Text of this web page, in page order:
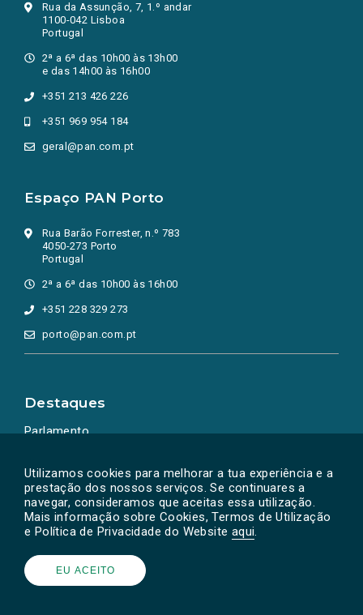
Utilizamos cookies para melhorar a tua experiência e a
prestação dos nossos serviços. Se continuares a
navegar, consideramos que aceitas essa utilização.
Mais informação sobre Cookies, Termos de Utilização
e Política de Privacidade do Website aqui.
EU ACEITO
Rua da Assunção, 7, 1.º andar
1100-042 Lisboa
Portugal
2ª a 6ª das 10h00 às 13h00
e das 14h00 às 16h00
+351 213 426 226
+351 969 954 184
geral@pan.com.pt
Espaço PAN Porto
Rua Barão Forrester, n.º 783
4050-273 Porto
Portugal
2ª a 6ª das 10h00 às 16h00
+351 228 329 273
porto@pan.com.pt
Destaques
Parlamento
Powered by © PAN 2026